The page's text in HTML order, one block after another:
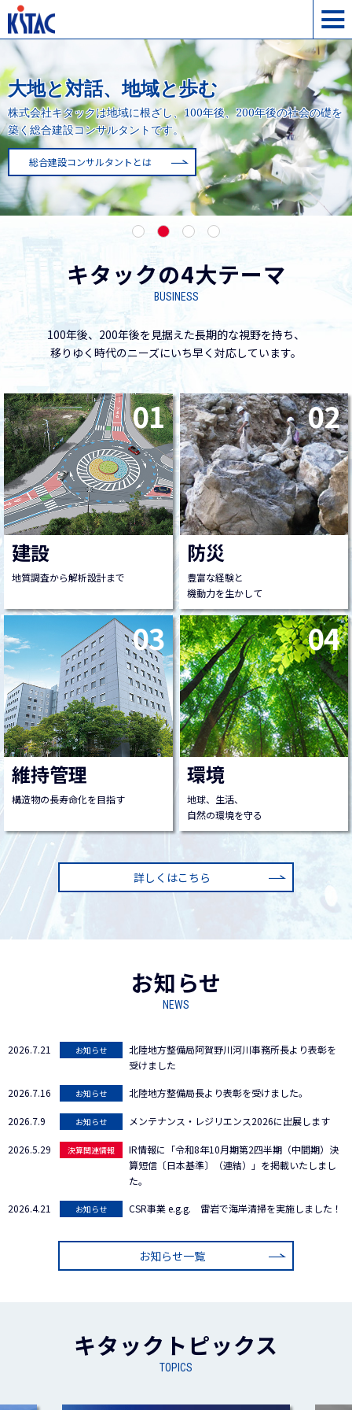
大地と対話、地域と歩む
株式会社キタックは地域に根ざし、100年後、200年後の社会の礎を
築く総合建設コンサルタントです。
総合建設コンサルタントとは
1 2 3 4
キタックの4大テーマ
BUSINESS
100年後、200年後を見据えた長期的な視野を持ち、
移りゆく時代のニーズにいち早く対応しています。
01
建設
地質調査から解析設計まで
02
防災
豊富な経験と
機動力を生かして
03
維持管理
構造物の長寿命化を目指す
04
環境
地球、生活、
自然の環境を守る
詳しくはこちら
お知らせ
NEWS
2026.7.21 お知らせ
北陸地方整備局阿賀野川河川事務所長より表彰を
受けました
2026.7.16 お知らせ 北陸地方整備局長より表彰を受けました。
2026.7.9 お知らせ メンテナンス・レジリエンス2026に出展します
2026.5.29 決算関連情報
IR情報に「令和8年10月期第2四半期（中間期）決
算短信〔日本基準〕（連結）」を掲載いたしまし
た。
2026.4.21 お知らせ CSR事業 e.g.g. 雷岩で海岸清掃を実施しました！
お知らせ一覧
キタックトピックス
TOPICS